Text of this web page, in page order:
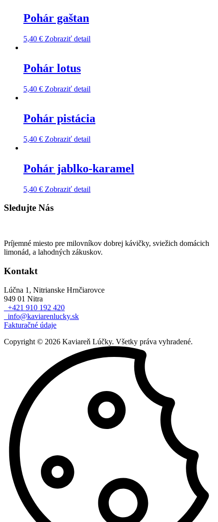
Pohár gaštan
5,40 € Zobraziť detail
Pohár lotus
5,40 € Zobraziť detail
Pohár pistácia
5,40 € Zobraziť detail
Pohár jablko-karamel
5,40 € Zobraziť detail
Sledujte Nás
Príjemné miesto pre milovníkov dobrej kávičky, sviežich domácich
limonád, a lahodných zákuskov.
Kontakt
Lúčna 1, Nitrianske Hrnčiarovce
949 01 Nitra
+421 910 192 420
info@kaviarenlucky.sk
Fakturačné údaje
Copyright © 2026 Kaviareň Lúčky. Všetky práva vyhradené.